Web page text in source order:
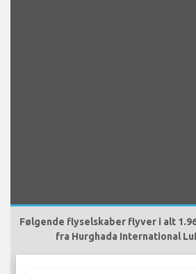
Følgende flyselskaber flyver i alt
fra Hurghada International